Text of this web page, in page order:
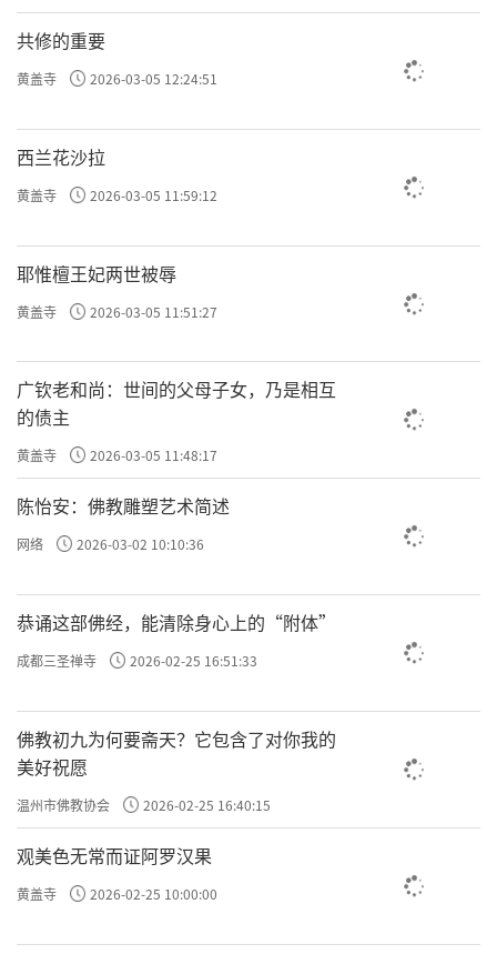
共修的重要
黄盖寺 2026-03-05 12:24:51
西兰花沙拉
黄盖寺 2026-03-05 11:59:12
耶惟檀王妃两世被辱
黄盖寺 2026-03-05 11:51:27
广钦老和尚：世间的父母子女，乃是相互
的债主
黄盖寺 2026-03-05 11:48:17
陈怡安：佛教雕塑艺术简述
网络 2026-03-02 10:10:36
恭诵这部佛经，能清除身心上的“附体”
成都三圣禅寺 2026-02-25 16:51:33
佛教初九为何要斋天？它包含了对你我的
美好祝愿
温州市佛教协会 2026-02-25 16:40:15
观美色无常而证阿罗汉果
黄盖寺 2026-02-25 10:00:00